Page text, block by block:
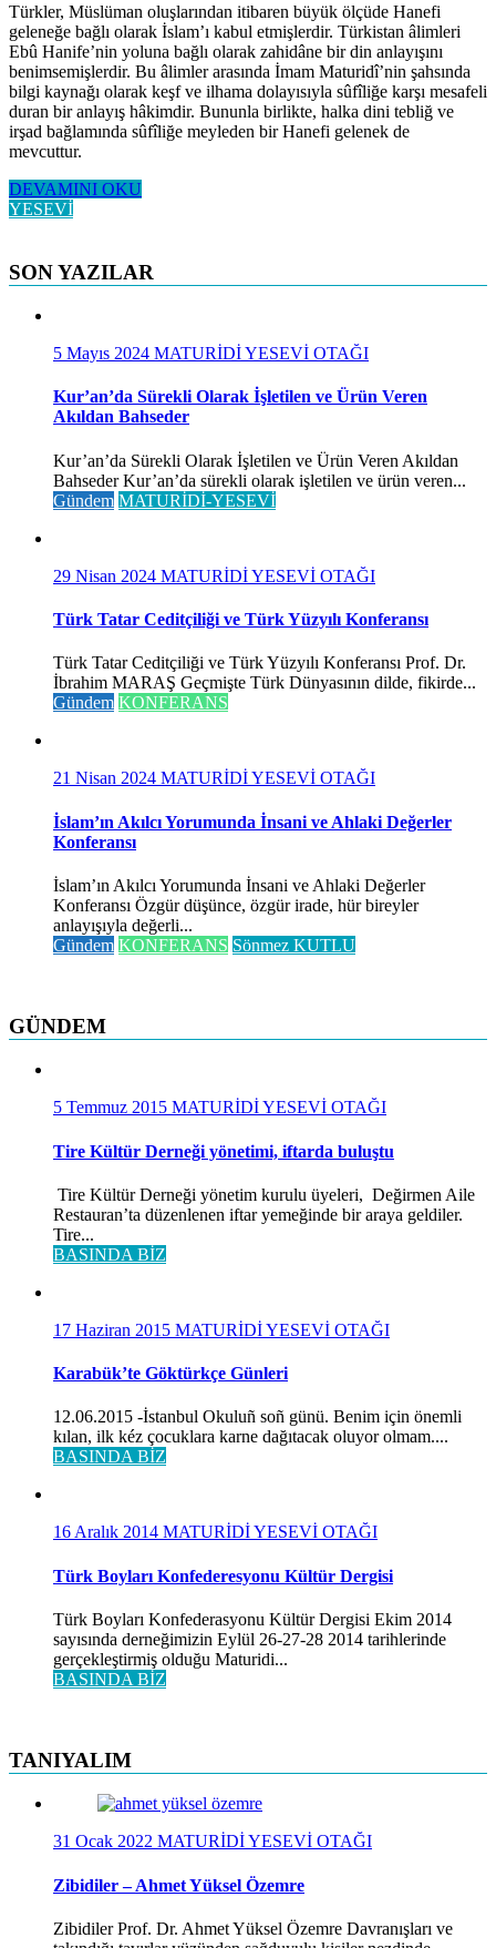
Türkler, Müslüman oluşlarından itibaren büyük ölçüde Hanefi
geleneğe bağlı olarak İslam’ı kabul etmişlerdir. Türkistan âlimleri
Ebû Hanife’nin yoluna bağlı olarak zahidâne bir din anlayışını
benimsemişlerdir. Bu âlimler arasında İmam Maturidî’nin şahsında
bilgi kaynağı olarak keşf ve ilhama dolayısıyla sûfîliğe karşı mesafeli
duran bir anlayış hâkimdir. Bununla birlikte, halka dini tebliğ ve
irşad bağlamında sûfîliğe meyleden bir Hanefi gelenek de
mevcuttur.
DEVAMINI OKU
YESEVİ
SON YAZILAR
5 Mayıs 2024 MATURİDİ YESEVİ OTAĞI
Kur’an’da Sürekli Olarak İşletilen ve Ürün Veren
Akıldan Bahseder
Kur’an’da Sürekli Olarak İşletilen ve Ürün Veren Akıldan
Bahseder Kur’an’da sürekli olarak işletilen ve ürün veren...
Gündem MATURİDİ-YESEVİ
29 Nisan 2024 MATURİDİ YESEVİ OTAĞI
Türk Tatar Ceditçiliği ve Türk Yüzyılı Konferansı
Türk Tatar Ceditçiliği ve Türk Yüzyılı Konferansı Prof. Dr.
İbrahim MARAŞ Geçmişte Türk Dünyasının dilde, fikirde...
Gündem KONFERANS
21 Nisan 2024 MATURİDİ YESEVİ OTAĞI
İslam’ın Akılcı Yorumunda İnsani ve Ahlaki Değerler
Konferansı
İslam’ın Akılcı Yorumunda İnsani ve Ahlaki Değerler
Konferansı Özgür düşünce, özgür irade, hür bireyler
anlayışıyla değerli...
Gündem KONFERANS Sönmez KUTLU
GÜNDEM
5 Temmuz 2015 MATURİDİ YESEVİ OTAĞI
Tire Kültür Derneği yönetimi, iftarda buluştu
Tire Kültür Derneği yönetim kurulu üyeleri, Değirmen Aile
Restauran’ta düzenlenen iftar yemeğinde bir araya geldiler.
Tire...
BASINDA BİZ
17 Haziran 2015 MATURİDİ YESEVİ OTAĞI
Karabük’te Göktürkçe Günleri
12.06.2015 -İstanbul Okuluñ soñ günü. Benim için önemli
kılan, ilk kéz çocuklara karne dağıtacak oluyor olmam....
BASINDA BİZ
16 Aralık 2014 MATURİDİ YESEVİ OTAĞI
Türk Boyları Konfederesyonu Kültür Dergisi
Türk Boyları Konfederasyonu Kültür Dergisi Ekim 2014
sayısında derneğimizin Eylül 26-27-28 2014 tarihlerinde
gerçekleştirmiş olduğu Maturidi...
BASINDA BİZ
TANIYALIM
31 Ocak 2022 MATURİDİ YESEVİ OTAĞI
Zibidiler – Ahmet Yüksel Özemre
Zibidiler Prof. Dr. Ahmet Yüksel Özemre Davranışları ve